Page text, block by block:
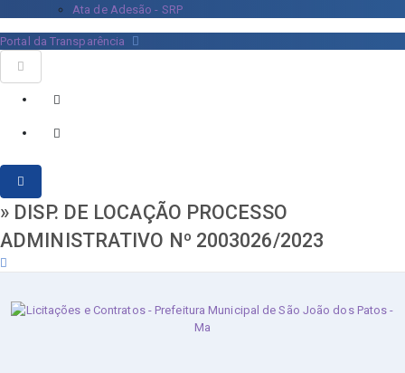
Ata de Adesão - SRP
Portal da Transparência
» DISP. DE LOCAÇÃO PROCESSO
ADMINISTRATIVO Nº 2003026/2023